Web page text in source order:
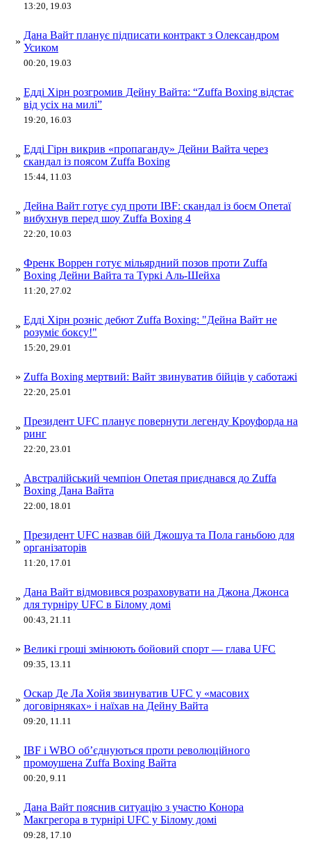
13:20, 19.03
»
Дана Вайт планує підписати контракт з Олександром
Усиком
00:20, 19.03
»
Едді Хірн розгромив Дейну Вайта: “Zuffa Boxing відстає
від усіх на милі”
19:20, 16.03
»
Едді Гірн викрив «пропаганду» Дейни Вайта через
скандал із поясом Zuffa Boxing
15:44, 11.03
»
Дейна Вайт готує суд проти IBF: скандал із боєм Опетаї
вибухнув перед шоу Zuffa Boxing 4
22:20, 10.03
»
Френк Воррен готує мільярдний позов проти Zuffa
Boxing Дейни Вайта та Туркі Аль-Шейха
11:20, 27.02
»
Едді Хірн розніс дебют Zuffa Boxing: "Дейна Вайт не
розуміє боксу!"
15:20, 29.01
» Zuffa Boxing мертвий: Вайт звинуватив бійців у саботажі
22:20, 25.01
»
Президент UFC планує повернути легенду Кроуфорда на
ринг
22:20, 23.01
»
Австралійський чемпіон Опетая приєднався до Zuffa
Boxing Дана Вайта
22:00, 18.01
»
Президент UFC назвав бій Джошуа та Пола ганьбою для
організаторів
11:20, 17.01
»
Дана Вайт відмовився розраховувати на Джона Джонса
для турніру UFC в Білому домі
00:43, 21.11
» Великі гроші змінюють бойовий спорт — глава UFC
09:35, 13.11
»
Оскар Де Ла Хойя звинуватив UFC у «масових
договірняках» і наїхав на Дейну Вайта
09:20, 11.11
»
IBF і WBO об’єднуються проти революційного
промоушена Zuffa Boxing Вайта
00:20, 9.11
»
Дана Вайт пояснив ситуацію з участю Конора
Макгрегора в турнірі UFC у Білому домі
09:28, 17.10